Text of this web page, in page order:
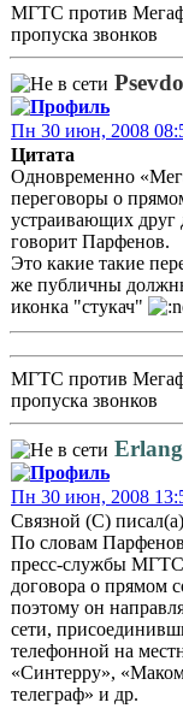
МГТС против
пропуска звонков
Пн 30 июн, 2008
Цитата
Одновременно
переговоры о
устраивающих друг
говорит Парфенов.
Это какие такие
же публичны
иконка "стукач"
МГТС против
пропуска звонков
Erlang
Пн 30 июн, 2008
Связной (С) писал(а)
По словам
пресс-службы
договора о прямом
поэтому он
сети,
телефонной на
«Синтерру»,
телеграф» и др.